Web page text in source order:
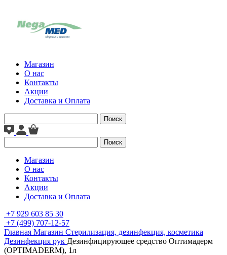
Магазин
О нас
Контакты
Акции
Доставка и Оплата
Поиск
Поиск
Магазин
О нас
Контакты
Акции
Доставка и Оплата
+7 929 603 85 30
+7 (499) 707-12-57
Главная Магазин Стерилизация, дезинфекция, косметика
Дезинфекция рук Дезинфицирующее средство Оптимадерм
(OPTIMADERM), 1л